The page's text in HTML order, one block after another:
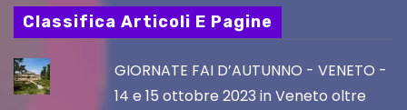
Classifica Articoli E Pagine
GIORNATE FAI D’AUTUNNO - VENETO -
14 e 15 ottobre 2023 in Veneto oltre